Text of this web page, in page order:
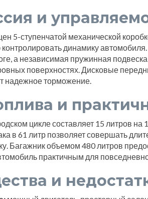
и
5-ступенчатой механической
динамику
а независимая пружинная
поверхностях. Дисковые
надежное торможение.
и
цикле составляет 15 литров на
в 61 литр позволяет совершать
Багажник объемом 480 литров
практичным для
и